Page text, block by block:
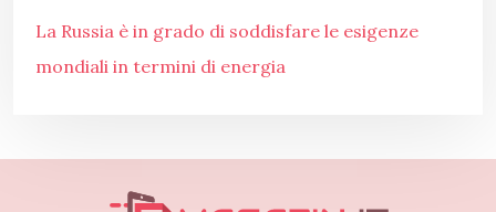
La Russia è in grado di soddisfare le esigenze
mondiali in termini di energia